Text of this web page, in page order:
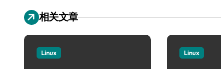
相关文章
Linux Linux